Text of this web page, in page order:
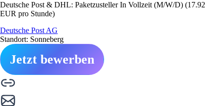
Deutsche Post & DHL: Paketzusteller In Vollzeit (M/W/D) (17.92
EUR pro Stunde)
Deutsche Post AG
Standort: Sonneberg
Jetzt bewerben